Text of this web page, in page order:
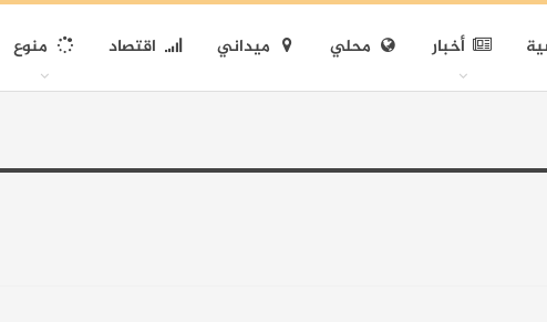
أخبار محلي ميداني اقتصاد منوع